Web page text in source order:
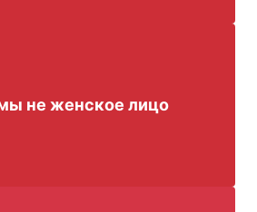
не женское лицо